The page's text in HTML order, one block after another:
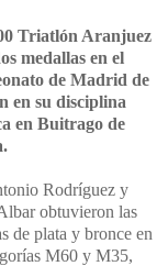
Triatlón Aranjuez
medallas en el
de Madrid de
en su disciplina
en Buitrago de
Rodríguez y
obtuvieron las
de plata y bronce en
M60 y M35,